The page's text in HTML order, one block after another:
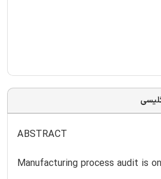
ABSTRACT
Manufacturing process audit is